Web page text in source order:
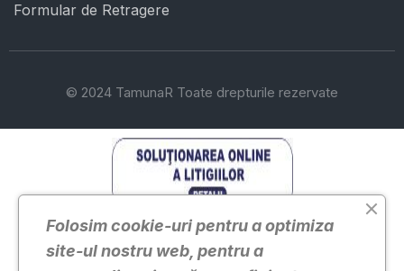
Formular de Retragere
© 2024 TamunaR Toate drepturile rezervate
Solutionarea Online a Litigiilor Solutionarea Online a
Litigiilor TamunaR Online
Folosim cookie-uri pentru a optimiza
site-ul nostru web, pentru a